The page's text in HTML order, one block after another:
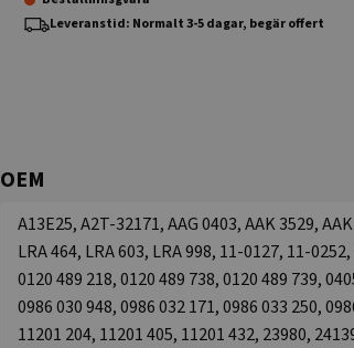
Leveranstid: Normalt 3-5 dagar, begär offert
OEM
A13E25, A2T-32171, AAG 0403, AAK 3529,
LRA 464, LRA 603, LRA 998, 11-0127, 11-
0120 489 218, 0120 489 738, 0120 489 739,
0986 030 948, 0986 032 171, 0986 033 250,
11201 204, 11201 405, 11201 432, 23980,